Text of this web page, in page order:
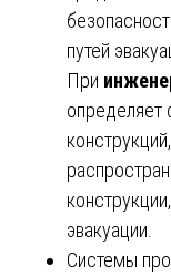
путей
При
определяет
эвакуации.
Системы